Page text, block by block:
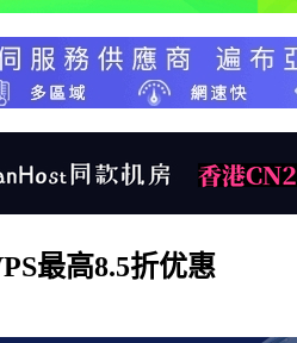
最高8.5折优惠